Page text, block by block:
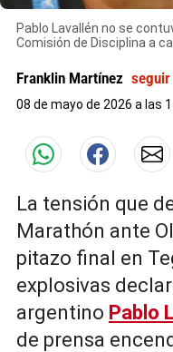
Pablo Lavallén no se
Comisión de Disciplina a
Franklin Martínez seguir
08 de mayo de 2026 a las
La tensión que
Marathón ante
pitazo final en
explosivas
argentino Pablo
de prensa